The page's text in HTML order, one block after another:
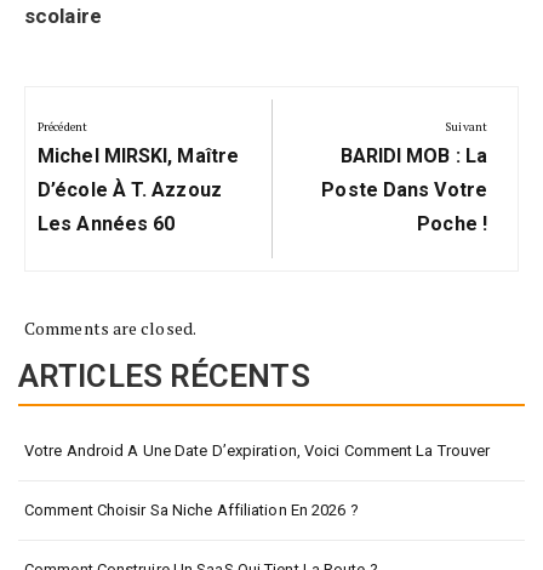
scolaire
de
l’article
Précédent
Précédent:
Michel MIRSKI, Maître
D’école À T. Azzouz
Les Années 60
Suivant
Suivant:
BARIDI MOB : La
Poste Dans Votre
Poche !
Comments are closed.
ARTICLES RÉCENTS
Votre Android A Une Date D’expiration, Voici Comment La Trouver
Comment Choisir Sa Niche Affiliation En 2026 ?